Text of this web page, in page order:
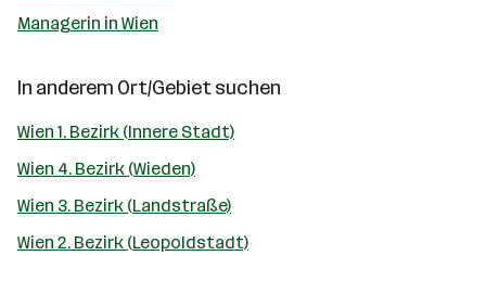
Managerin in Wien
In anderem Ort/Gebiet suchen
Wien 1. Bezirk (Innere Stadt)
Wien 4. Bezirk (Wieden)
Wien 3. Bezirk (Landstraße)
Wien 2. Bezirk (Leopoldstadt)